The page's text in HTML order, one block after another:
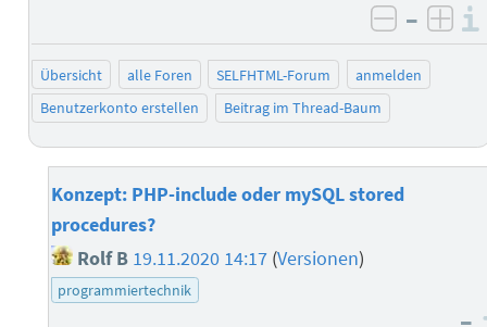
negativ
–
Übersicht alle Foren SELFHTML-Forum
anmelden
Benutzerkonto erstellen
Beitrag im Thread-Baum
Konzept: PHP-include oder mySQL stored
procedures?
Rolf B 19.11.2020 14:17 (Versionen)
programmiertechnik